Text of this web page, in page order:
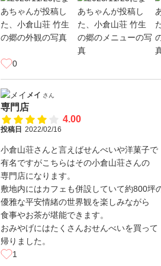
0
メイ さん
専門店
4.00
投稿日 2022/02/16
小倉山荘さんと言えばせんべいや洋菓子で
有名ですがこちらはその小倉山荘さんの
専門店になります。
敷地内にはカフェも併設していて約800坪
優雅な平安情緒の世界観を楽しみながら
食事やお茶が堪能できます。
おみやげにはたくさんおせんべいを買って
帰りました。
1